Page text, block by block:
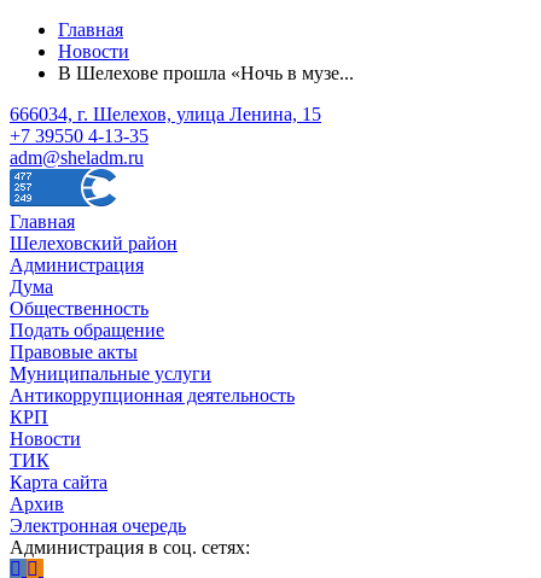
Главная
Новости
В Шелехове прошла «Ночь в музе...
666034, г. Шелехов, улица Ленина, 15
+7 39550 4-13-35
adm@sheladm.ru
Главная
Шелеховский район
Администрация
Дума
Общественность
Подать обращение
Правовые акты
Муниципальные услуги
Антикоррупционная деятельность
КРП
Новости
ТИК
Карта сайта
Архив
Электронная очередь
Администрация в соц. сетях: